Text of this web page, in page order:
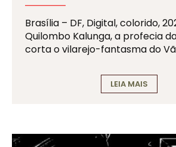
Brasília – DF, Digital, colorido,
Quilombo Kalunga, a profecia
corta o vilarejo-fantasma do
LEIA MAIS